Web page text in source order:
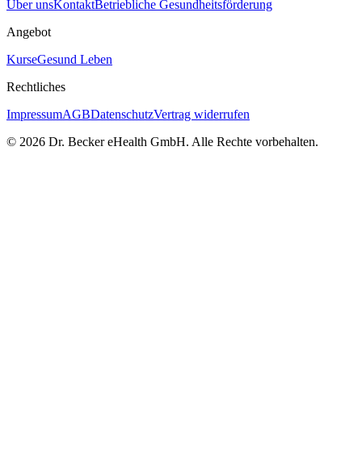
Über unsKontaktBetriebliche Gesundheitsförderung
Angebot
KurseGesund Leben
Rechtliches
ImpressumAGBDatenschutzVertrag widerrufen
© 2026 Dr. Becker eHealth GmbH. Alle Rechte vorbehalten.